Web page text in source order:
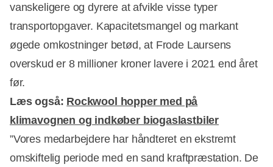
vanskeligere og dyrere at afvikle visse typer
transportopgaver. Kapacitetsmangel og markant
øgede omkostninger betød, at Frode Laursens
overskud er 8 millioner kroner lavere i 2021 end året
før.
Læs også: Rockwool hopper med på
klimavognen og indkøber biogaslastbiler
”Vores medarbejdere har håndteret en ekstremt
omskiftelig periode med en sand kraftpræstation. De